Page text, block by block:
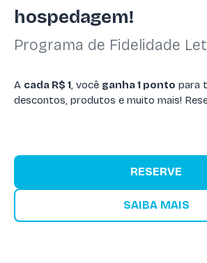
hospedagem!
Programa de Fidelidade
A cada R$ 1, você ganha 1 ponto para
descontos, produtos e muito mais!
RESERVE
SAIBA MAIS